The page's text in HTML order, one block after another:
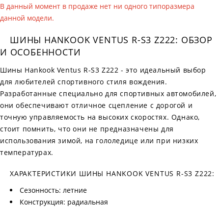
В данный момент в продаже нет ни одного типоразмера
данной модели.
ШИНЫ HANKOOK VENTUS R-S3 Z222: ОБЗОР
И ОСОБЕННОСТИ
Шины Hankook Ventus R-S3 Z222 - это идеальный выбор
для любителей спортивного стиля вождения.
Разработанные специально для спортивных автомобилей,
они обеспечивают отличное сцепление с дорогой и
точную управляемость на высоких скоростях. Однако,
стоит помнить, что они не предназначены для
использования зимой, на гололедице или при низких
температурах.
ХАРАКТЕРИСТИКИ ШИНЫ HANKOOK VENTUS R-S3 Z222:
Сезонность: летние
Конструкция: радиальная